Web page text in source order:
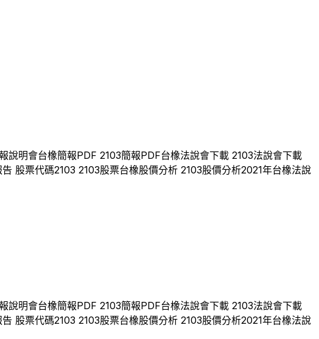
說明會台橡簡報PDF 2103簡報PDF台橡法說會下載 2103法說會下載
告 股票代碼2103 2103股票台橡股價分析 2103股價分析2021年台橡法說
說明會台橡簡報PDF 2103簡報PDF台橡法說會下載 2103法說會下載
告 股票代碼2103 2103股票台橡股價分析 2103股價分析2021年台橡法說